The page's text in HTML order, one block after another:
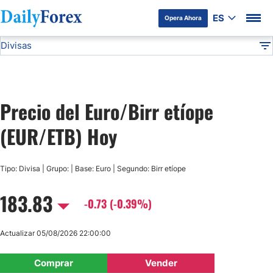
Opera Ahora ES
Divulgación del Anunciante
Divisas
USD/JPY
AUD/USD
Precio del Euro/Birr etíope
(EUR/ETB) Hoy
Tipo: Divisa | Grupo: | Base: Euro | Segundo: Birr etíope
183.83 -0.73 (-0.39%)
Comprar Vender
Actualizar 05/08/2026 22:00:00